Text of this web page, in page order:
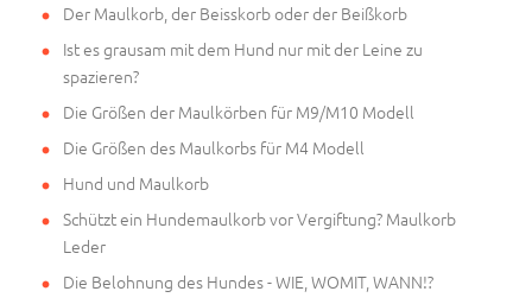
Der Maulkorb, der Beisskorb oder der Beißkorb
Ist es grausam mit dem Hund nur mit der Leine zu
spazieren?
Die Größen der Maulkörben für M9/M10 Modell
Die Größen des Maulkorbs für M4 Modell
Hund und Maulkorb
Schützt ein Hundemaulkorb vor Vergiftung? Maulkorb
Leder
Die Belohnung des Hundes - WIE, WOMIT, WANN!?